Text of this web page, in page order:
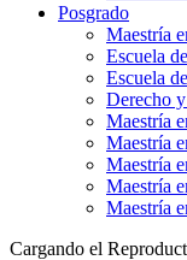
Posgrado
Maestría
Escuela
Escuela
Derecho
Maestría
Maestría
Maestría
Maestría
Maestría
Cargando el